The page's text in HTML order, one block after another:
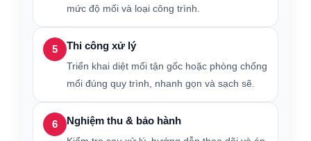
mức độ mối và loại công trình.
5 Thi công xử lý
Triển khai diệt mối tận gốc hoặc phòng chống
mối đúng quy trình, nhanh gọn và sạch sẽ.
6 Nghiệm thu & bảo hành